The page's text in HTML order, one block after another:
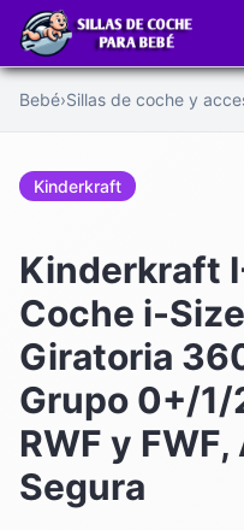
Saltar
contenido
Bebé›Sillas de coche y
Kinderkraft
Kinderkraft
Coche i-
Giratoria
Grupo 0+/
RWF y
Segura